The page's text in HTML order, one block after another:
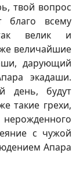
твой вопрос
благо всему
велик и
величайшие
дарующий
экадаши.
день, будут
такие грехи,
с чужой
Апара